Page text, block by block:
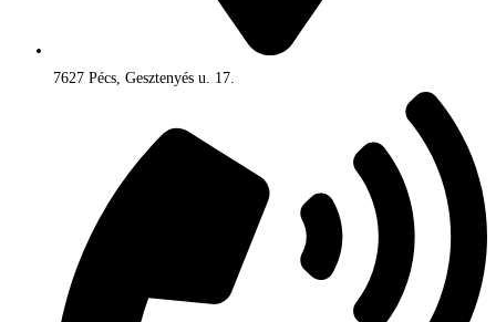
7627 Pécs, Gesztenyés u. 17.